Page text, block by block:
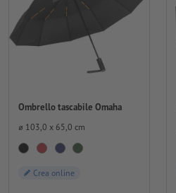
Ombrello tascabile Omaha
⌀ 103,0 x 65,0 cm
Crea online